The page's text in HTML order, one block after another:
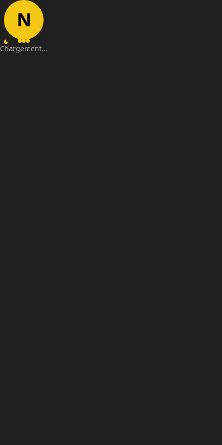
N
Chargement...